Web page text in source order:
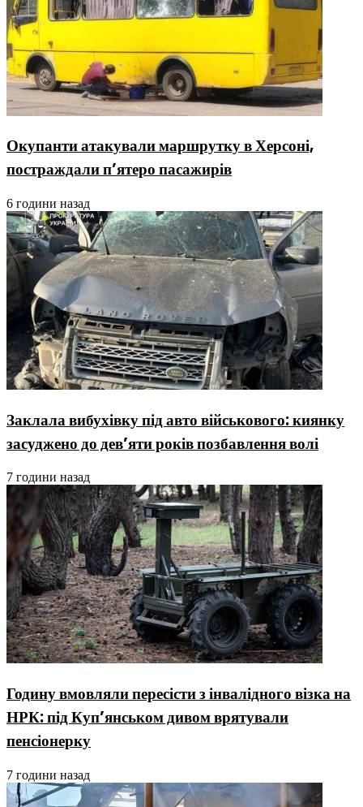
Окупанти атакували маршрутку в Херсоні,
постраждали п’ятеро пасажирів
6 години назад
Заклала вибухівку під авто військового: киянку
засуджено до дев’яти років позбавлення волі
7 години назад
Годину вмовляли пересісти з інвалідного візка на
НРК: під Куп’янськом дивом врятували
пенсіонерку
7 години назад